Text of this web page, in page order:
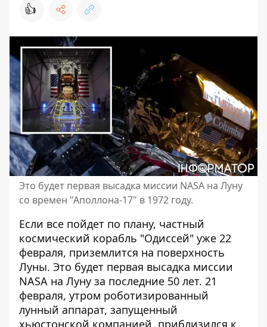
👍
Это будет первая высадка миссии NASA на Луну
со времен "Аполлона-17" в 1972 году.
Если все пойдет по плану, частный
космический корабль "Одиссей" уже 22
февраля, приземлится на поверхность
Луны. Это будет первая высадка миссии
NASA на Луну за последние 50 лет. 21
февраля, утром роботизированный
лунный аппарат, запущенный
хьюстонской компанией, приблизился к